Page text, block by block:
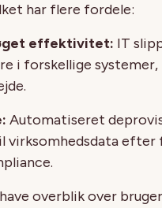
har flere fordele:
effektivitet: IT
i forskellige systemer,
Automatiseret
virksomhedsdata
overblik over